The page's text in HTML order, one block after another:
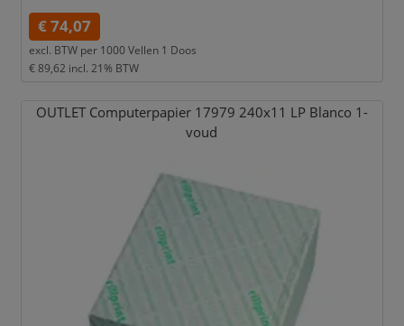
€ 74,07
excl. BTW per 1000 Vellen 1 Doos
€ 89,62 incl. 21% BTW
OUTLET Computerpapier 17979 240x11 LP Blanco 1-
voud